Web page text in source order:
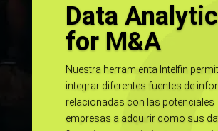
Data
for M&A
Nuestra herramienta Intelfin
integrar diferentes fuentes de
relacionadas con las potenciales
empresas a adquirir como sus